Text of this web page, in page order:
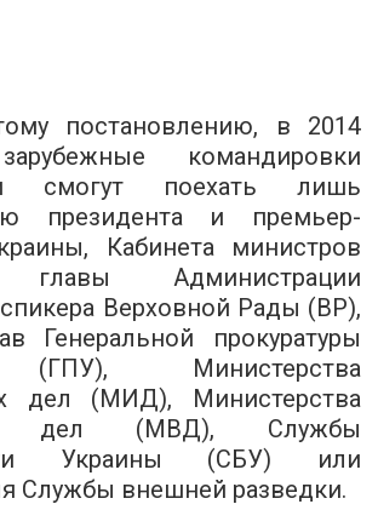
постановлению, в 2014
командировки
смогут поехать лишь
президента и премьер-
Кабинета министров
главы Администрации
Верховной Рады (ВР),
Генеральной прокуратуры
Министерства
дел (МИД), Министерства
дел (МВД), Службы
Украины (СБУ) или
Службы внешней разведки.